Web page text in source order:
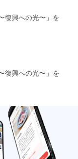
注意事
項・条
希望さ
れるお
い。 ・
ロゴや
バナー
画像の
受け渡
しにつ
いて
興への光〜」を
興への光〜」を